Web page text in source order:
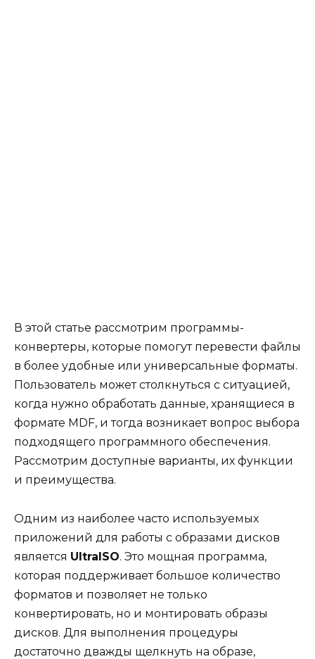
В этой статье рассмотрим программы-
конвертеры, которые помогут перевести файлы
в более удобные или универсальные форматы.
Пользователь может столкнуться с ситуацией,
когда нужно обработать данные, хранящиеся в
формате MDF, и тогда возникает вопрос выбора
подходящего программного обеспечения.
Рассмотрим доступные варианты, их функции
и преимущества.
Одним из наиболее часто используемых
приложений для работы с образами дисков
является UltraISO. Это мощная программа,
которая поддерживает большое количество
форматов и позволяет не только
конвертировать, но и монтировать образы
дисков. Для выполнения процедуры
достаточно дважды щелкнуть на образе,